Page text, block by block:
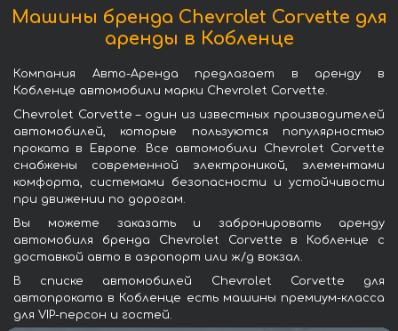
Машины бренда Chevrolet Corvette для
аренды в Кобленце
Компания Авто-Аренда предлагает в аренду в
Кобленце автомобили марки Chevrolet Corvette.
Chevrolet Corvette – один из известных производителей
автомобилей, которые пользуются популярностью
проката в Европе. Все автомобили Chevrolet Corvette
снабжены современной электроникой, элементами
комфорта, системами безопасности и устойчивости
при движении по дорогам.
Вы можете заказать и забронировать аренду
автомобиля бренда Chevrolet Corvette в Кобленце с
доставкой авто в аэропорт или ж/д вокзал.
В списке автомобилей Chevrolet Corvette для
автопроката в Кобленце есть машины премиум-класса
для VIP-персон и гостей.